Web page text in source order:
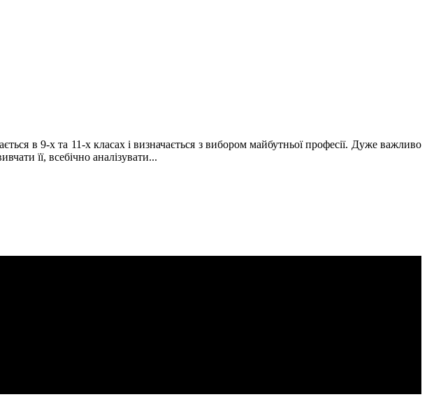
в 9-х та 11-х класах і визначається з вибором майбутньої професії. Дуже важливо
її, всебічно аналізувати...